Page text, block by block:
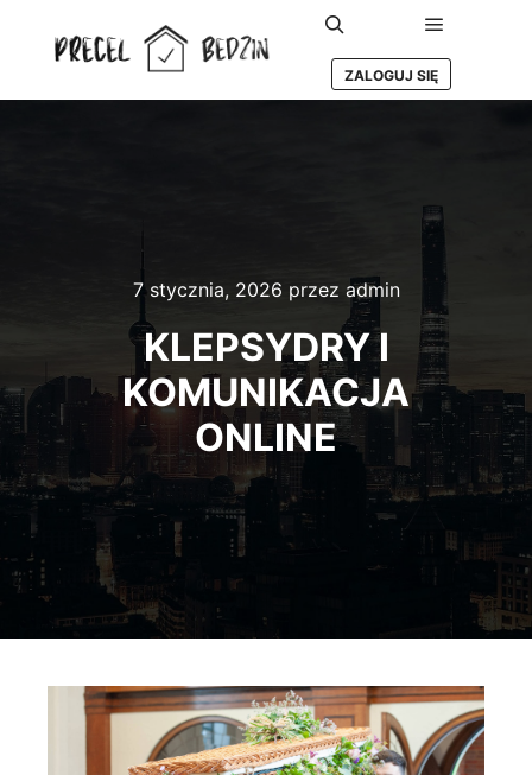
Szukaj Główne
ZALOGUJ SIĘ
7 stycznia, 2026 przez admin
KLEPSYDRY I
KOMUNIKACJA
ONLINE